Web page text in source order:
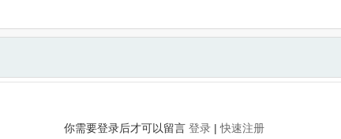
你需要登录后才可以留言 登录 |快速注册